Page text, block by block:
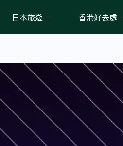
日本旅遊 香港好去處